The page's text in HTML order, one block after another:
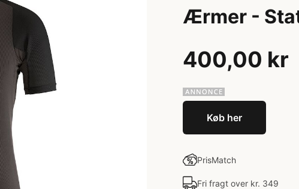
Ærmer -
400,00 kr
Køb her
PrisMatch
Fri fragt over kr. 349